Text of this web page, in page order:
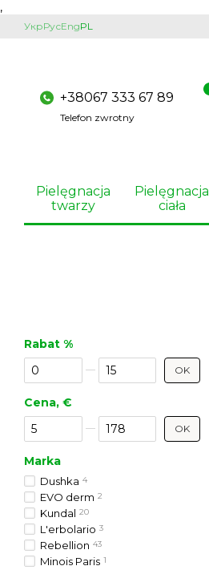
,
Przejdź do głównej treści
УкрРусEngPL
+38067 333 67 89
Telefon zwrotny
Pielęgnacja
twarzy
Pielęgnacja
ciała
Rabat %
Od Rabat %
Do Rabat % OK
Cena, €
Od Cena, €
Do Cena, € OK
Marka
Dushka 4
EVO derm 2
Kundal 20
L'erbolario 3
Rebellion 43
Minois Paris 1